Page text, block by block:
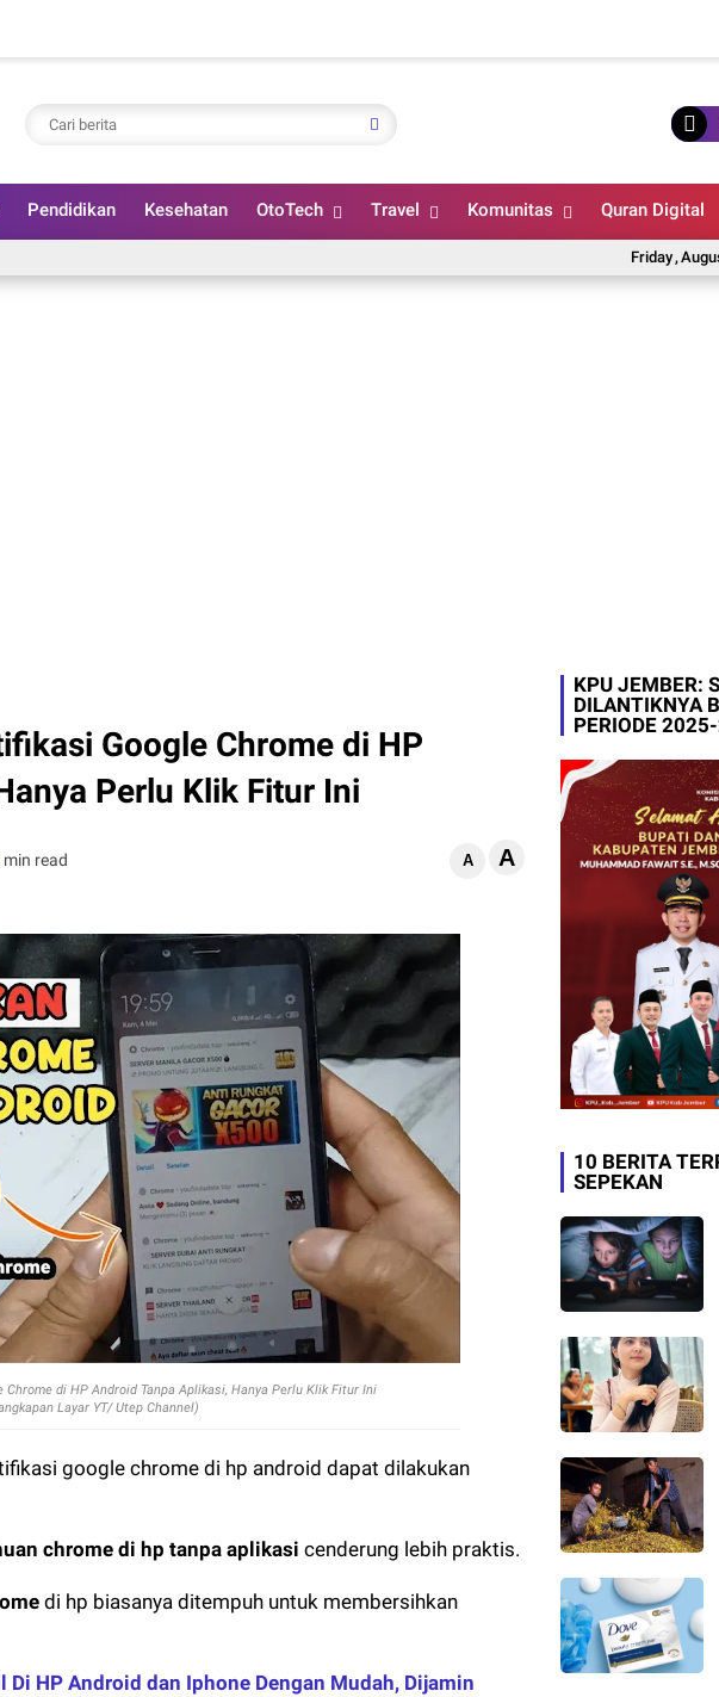
Pendidikan Kesehatan OtoTech Travel Komunitas Quran Digital
Friday,
Google Chrome di HP
Perlu Klik Fitur Ini
min read A A
di HP Android Tanpa Aplikasi, Hanya Perlu Klik Fitur Ini
Layar YT/ Utep Channel)
google chrome di hp android dapat dilakukan
chrome di hp tanpa aplikasi cenderung lebih praktis.
di hp biasanya ditempuh untuk membersihkan
Di HP Android dan Iphone Dengan Mudah, Dijamin
KPU JEMBER:
DILANTIKNYA
PERIODE
10 BERITA
SEPEKAN